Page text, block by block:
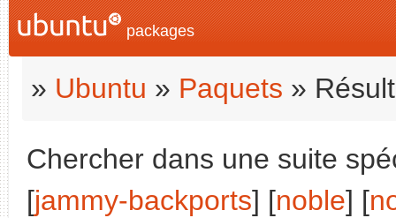
packages
» Ubuntu » Paquets »
Chercher dans une suite
[jammy-backports] [noble] [